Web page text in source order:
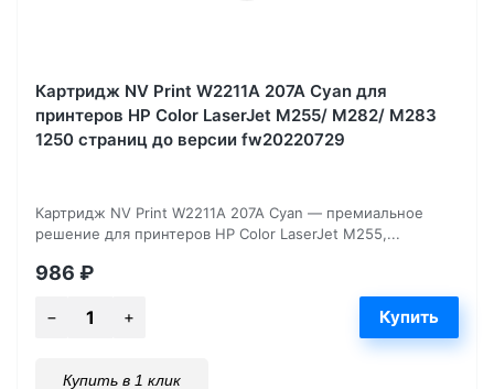
Картридж NV Print W2211A 207A Cyan для
принтеров HP Color LaserJet M255/ M282/ M283
1250 страниц до версии fw20220729
Картридж NV Print W2211A 207A Cyan — премиальное
решение для принтеров HP Color LaserJet M255,...
986 ₽
Купить в 1 клик